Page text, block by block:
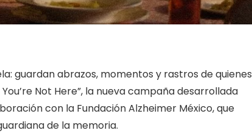
guardan abrazos, momentos y rastros de quienes
Not Here”, la nueva campaña desarrollada
con la Fundación Alzheimer México, que
de la memoria.